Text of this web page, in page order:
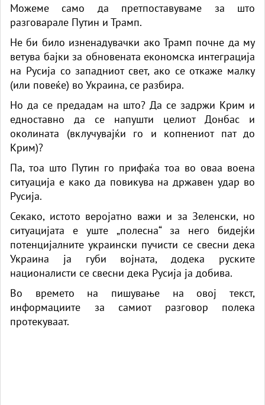
Можеме само да претпоставуваме за што
разговарале Путин и Трамп.
Не би било изненадувачки ако Трамп почне да му
ветува бајки за обновената економска интеграција
на Русија со западниот свет, ако се откаже малку
(или повеќе) во Украина, се разбира.
Но да се предадам на што? Да се ​​задржи Крим и
едноставно да се напушти целиот Донбас и
околината (вклучувајќи го и копнениот пат до
Крим)?
Па, тоа што Путин го прифаќа тоа во оваа воена
ситуација е како да повикува на државен удар во
Русија.
Секако, истото веројатно важи и за Зеленски, но
ситуацијата е уште „полесна“ за него бидејќи
потенцијалните украински пучисти се свесни дека
Украина ја губи војната, додека руските
националисти се свесни дека Русија ја добива.
Во времето на пишување на овој текст,
информациите за самиот разговор полека
протекуваат.